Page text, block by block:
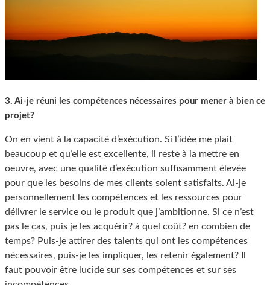
3. Ai-je réuni les compétences nécessaires pour mener à bien ce
projet?
On en vient à la capacité d’exécution. Si l’idée me plait
beaucoup et qu’elle est excellente, il reste à la mettre en
oeuvre, avec une qualité d’exécution suffisamment élevée
pour que les besoins de mes clients soient satisfaits. Ai-je
personnellement les compétences et les ressources pour
délivrer le service ou le produit que j’ambitionne. Si ce n’est
pas le cas, puis je les acquérir? à quel coût? en combien de
temps? Puis-je attirer des talents qui ont les compétences
nécessaires, puis-je les impliquer, les retenir également? Il
faut pouvoir être lucide sur ses compétences et sur ses